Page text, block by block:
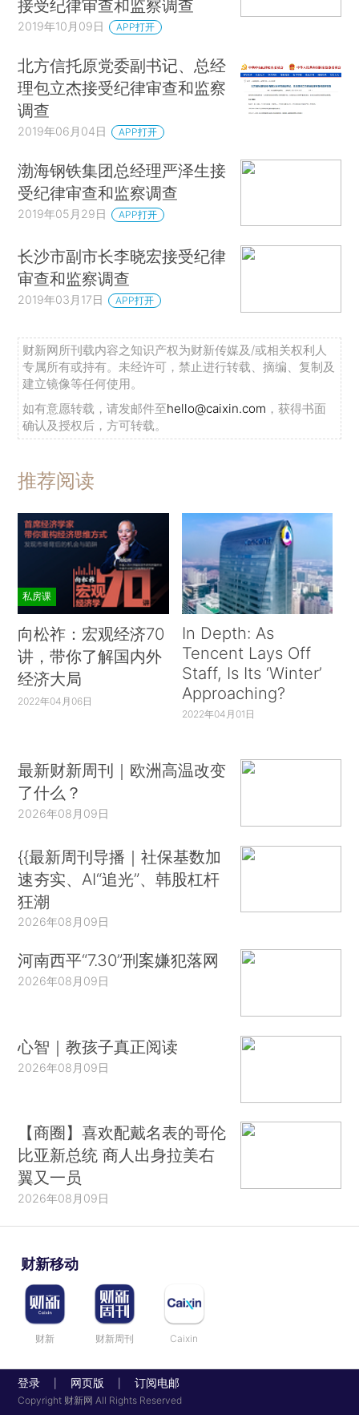
接受纪律审查和监察调查
2019年10月09日 APP打开
北方信托原党委副书记、总经
理包立杰接受纪律审查和监察
调查
2019年06月04日 APP打开
渤海钢铁集团总经理严泽生接
受纪律审查和监察调查
2019年05月29日 APP打开
长沙市副市长李晓宏接受纪律
审查和监察调查
2019年03月17日 APP打开
财新网所刊载内容之知识产权为财新传媒及/或相关权利人
专属所有或持有。未经许可，禁止进行转载、摘编、复制及
建立镜像等任何使用。
如有意愿转载，请发邮件至hello@caixin.com ，获得书面
确认及授权后，方可转载。
推荐阅读
私房课
向松祚：宏观经济70
讲，带你了解国内外
经济大局
2022年04月06日
In Depth: As
Tencent Lays Off
Staff, Is Its ‘Winter’
Approaching?
2022年04月01日
最新财新周刊｜欧洲高温改变
了什么？
2026年08月09日
{{最新周刊导播｜社保基数加
速夯实、AI“追光”、韩股杠杆
狂潮
2026年08月09日
河南西平“7.30”刑案嫌犯落网
2026年08月09日
心智｜教孩子真正阅读
2026年08月09日
【商圈】喜欢配戴名表的哥伦
比亚新总统 商人出身拉美右
翼又一员
2026年08月09日
财新移动
财新 财新周刊 Caixin
登录 网页版 订阅电邮
Copyright 财新网 All Rights Reserved